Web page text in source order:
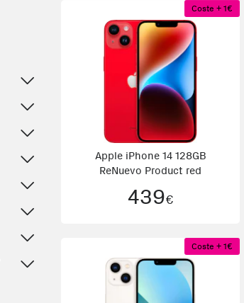
Coste + 1€
Apple iPhone 14 128GB
ReNuevo Product red
439€
Coste + 1€